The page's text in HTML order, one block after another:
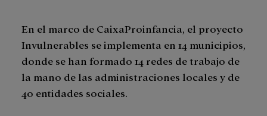
En el marco de CaixaProinfancia, el proyecto
Invulnerables se implementa en 14 municipios,
donde se han formado 14 redes de trabajo de
la mano de las administraciones locales y de
40 entidades sociales.